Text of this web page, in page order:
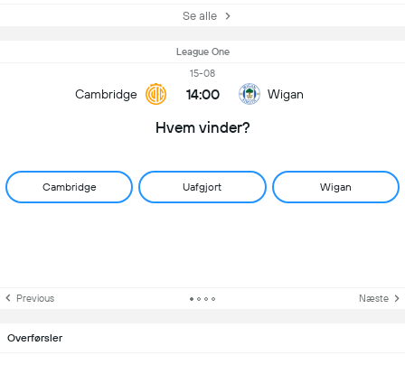
Se alle
League One
Cambridge
15-08
14:00 Wigan
Hvem vinder?
Cambridge Uafgjort Wigan
Previous Næste
Overførsler